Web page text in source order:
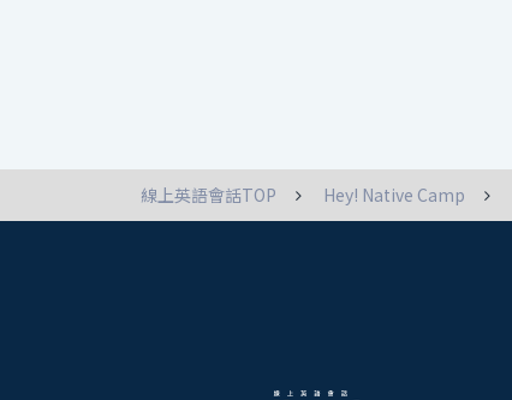
線上英語會話TOP Hey! Native Camp